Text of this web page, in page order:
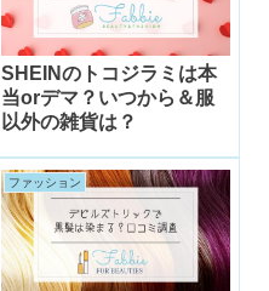
SHEINのトコジラミは本
当orデマ？いつから＆服
以外の雑貨は？
ファッション